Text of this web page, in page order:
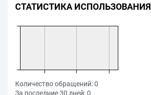
СТАТИСТИКА ИСПОЛЬЗОВАНИЯ
Количество обращений:0
За последние 30 дней:0